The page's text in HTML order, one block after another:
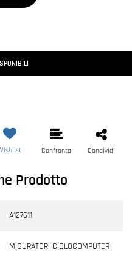
Confronta Condividi
Prodotto
A127611
MISURATORI-CICLOCOMPUTER